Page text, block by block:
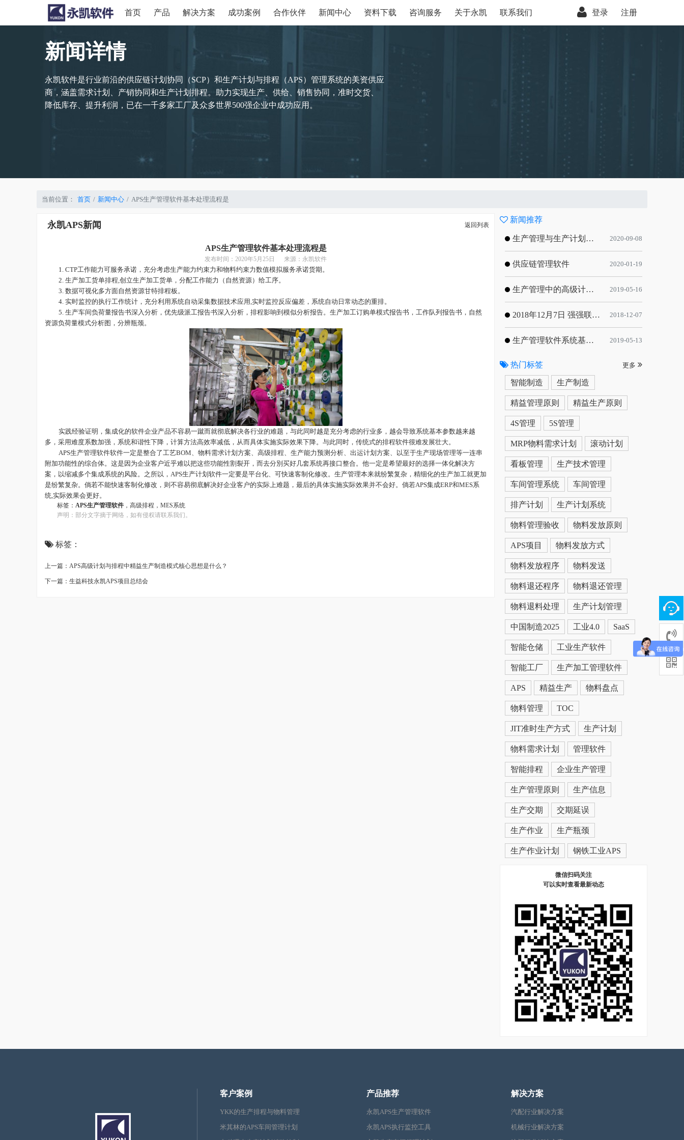
首页 产品 解决方案 成功案例 合作伙伴 新闻中心 资料下载 咨询服务 关于永凯 联系我们 登录 注册
新闻详情
永凯软件是行业前沿的供应链计划协同（SCP）和生产计划与排程（APS）管理系统的美资供应
商，涵盖需求计划、产销协同和生产计划排程。助力实现生产、供给、销售协同，准时交货、
降低库存、提升利润，已在一千多家工厂及众多世界500强企业中成功应用。
当前位置： 首页 新闻中心 APS生产管理软件基本处理流程是
永凯APS新闻 返回列表
APS生产管理软件基本处理流程是
发布时间： 2020年5月25日 来源：永凯软件
1. CTP工作能力可服务承诺，充分考虑生产能力约束力和物料约束力数值模拟服务承诺货期。
2. 生产加工货单排程,创立生产加工货单，分配工作能力（自然资源）给工序。
3. 数据可视化多方面自然资源甘特排程板。
4. 实时监控的执行工作统计，充分利用系统自动采集数据技术应用,实时监控反应偏差，系统自动日常动态的重排。
5. 生产车间负荷量报告书深入分析，优先级派工报告书深入分析，排程影响到模似分析报告。生产加工订购单模式报告书，工作队列报告书，自然
资源负荷量模式分析图，分辨瓶颈。
实践经验证明，集成化的软件企业产品不容易一蹴而就彻底解决各行业的难题，与此同时越是充分考虑的行业多，越会导致系统基本参数越来越
多，采用难度系数加强，系统和谐性下降，计算方法高效率减低，从而具体实施实际效果下降。与此同时，传统式的排程软件很难发展壮大。
APS生产管理软件软件一定是整合了工艺BOM、物料需求计划方案、高级排程、生产能力预测分析、出运计划方案、以至于生产现场管理等一连串
附加功能性的综合体。这是因为企业客户近乎难以把这些功能性割裂开，而去分別买好几套系统再接口整合。他一定是希望最好的选择一体化解决方
案，以缩减多个集成系统的风险。之所以，APS生产计划 软件一定要是平台化、可快速客制化修改。生产管理本来就纷繁复杂，精细化的生产加工就更加
是纷繁复杂。倘若不能快速客制化修改，则不容易彻底解决好企业客户的实际上难题，最后的具体实施实际效果并不会好。倘若APS集成ERP和MES系
统,实际效果会更好。
标签： APS生产管理软件 ， 高级排程 ， MES系统
声明：部分文字摘于网络，如有侵权请联系我们。
标签：
上一篇：APS高级计划与排程中精益生产制造模式核心思想是什么？
下一篇：生益科技永凯APS项目总结会
新闻推荐
生产管理与生产计划的目标 2020-09-08
供应链管理软件 2020-01-19
生产管理中的高级计划与排程优化 2019-05-16
2018年12月7日 强强联手，共同推进电子器件领域APS应用典范 风华高科生产自动化工业互联网应用项目-APS项目启动会 2018-12-07
生产管理软件系统基于信息化的解决方案 2019-05-13
热门标签 更多
智能制造 生产制造
精益管理原则 精益生产原则
4S管理 5S管理
MRP物料需求计划 滚动计划
看板管理 生产技术管理
车间管理系统 车间管理
排产计划 生产计划系统
物料管理验收 物料发放原则
APS项目 物料发放方式
物料发放程序 物料发送
物料退还程序 物料退还管理
物料退料处理 生产计划管理
中国制造2025 工业4.0 SaaS
智能仓储 工业生产软件
智能工厂 生产加工管理软件
APS 精益生产 物料盘点
物料管理 TOC
JIT准时生产方式 生产计划
物料需求计划 管理软件
智能排程 企业生产管理
生产管理原则 生产信息
生产交期 交期延误
生产作业 生产瓶颈
生产作业计划 钢铁工业APS
微信扫码关注
可以实时查看最新动态
客户案例
YKK的生产排程与物料管理
米其林的APS车间管理计划
产品推荐
永凯APS生产管理软件
永凯APS执行监控工具
解决方案
汽配行业解决方案
机械行业解决方案